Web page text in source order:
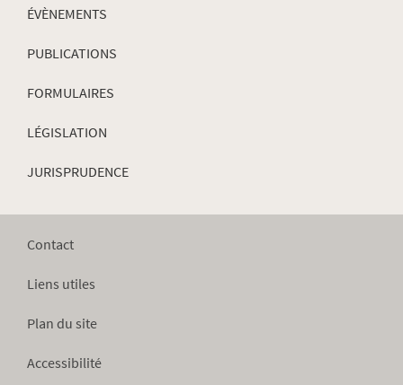
ÉVÈNEMENTS
PUBLICATIONS
FORMULAIRES
LÉGISLATION
JURISPRUDENCE
Contact
Liens utiles
Plan du site
Accessibilité